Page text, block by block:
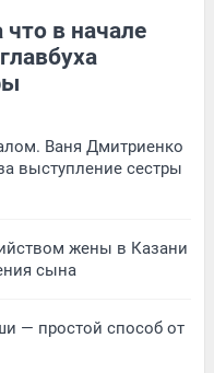
в начале
Ваня Дмитриенко
выступление сестры
жены в Казани
сына
— простой способ от